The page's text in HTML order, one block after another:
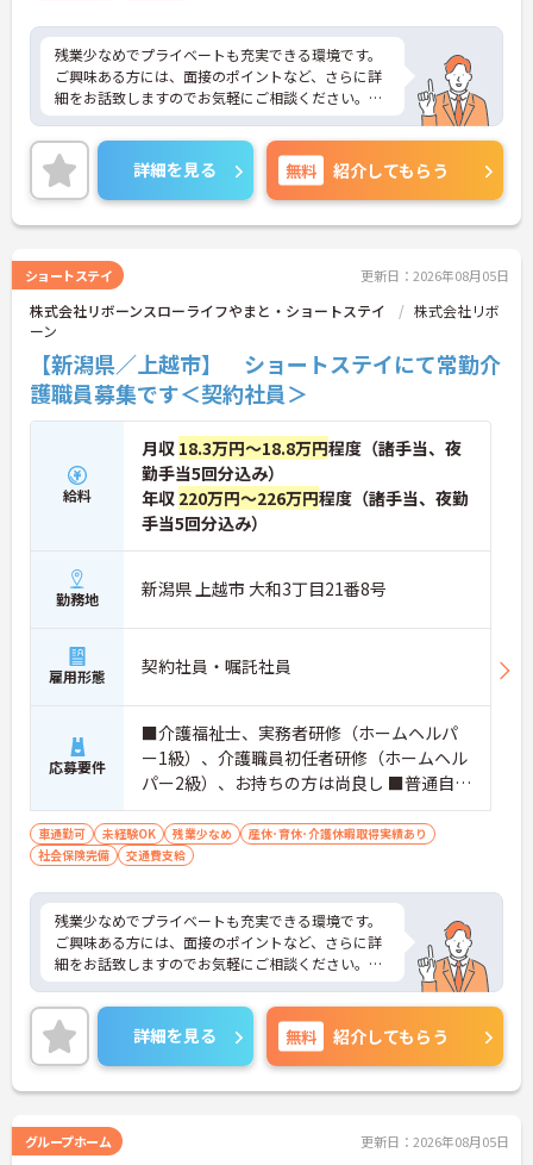
残業少なめでプライベートも充実できる環境です。
ご興味ある方には、面接のポイントなど、さらに詳
細をお話致しますのでお気軽にご相談ください。
詳細を見る 無料 紹介してもらう
ショートステイ 更新日：2026年08月05日
株式会社リボーンスローライフやまと・ショートステイ
株式会社リボ
ーン
【新潟県／上越市】 ショートステイにて常勤介
護職員募集です＜契約社員＞
給料
月収 18.3万円～18.8万円程度（諸手当、夜
勤手当5回分込み）
年収 220万円～226万円程度（諸手当、夜勤
手当5回分込み）
勤務地 新潟県 上越市 大和3丁目21番8号
雇用形態 契約社員・嘱託社員
応募要件
■介護福祉士、実務者研修（ホームヘルパ
ー1級）、介護職員初任者研修（ホームヘル
パー2級）、お持ちの方は尚良し ■普通自動
車運転免許（AT限定可）お持ちの方 ※未経
験者・無資格者応相談
車通勤可 未経験OK 残業少なめ
産休･育休･介護休暇取得実績あり
社会保険完備
交通費支給
残業少なめでプライベートも充実できる環境です。
ご興味ある方には、面接のポイントなど、さらに詳
細をお話致しますのでお気軽にご相談ください。
詳細を見る 無料 紹介してもらう
グループホーム 更新日：2026年08月05日